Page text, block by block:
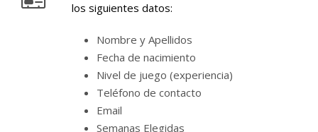
los siguientes datos:
Nombre y Apellidos
Fecha de nacimiento
Nivel de juego (experiencia)
Teléfono de contacto
Email
Semanas Elegidas